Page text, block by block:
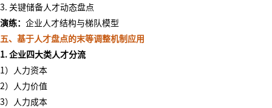
3. 关键储备人才动态盘点
演练： 企业人才结构与梯队模型
五、基于人才盘点的末等调整机制应用
1. 企业四大类人才分流
1）人力资本
2）人力价值
3）人力成本